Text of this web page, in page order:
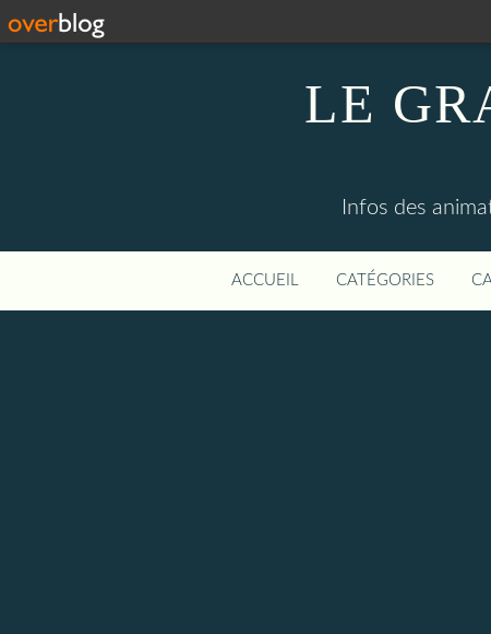
LE
Infos des
ACCUEIL CATÉGORIES